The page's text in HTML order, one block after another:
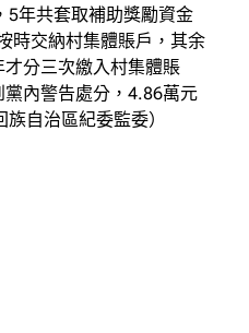
5年共套取補助獎勵資金
時交納村集體賬戶，其余
分三次繳入村集體賬
內警告處分，4.86萬元
自治區紀委監委）